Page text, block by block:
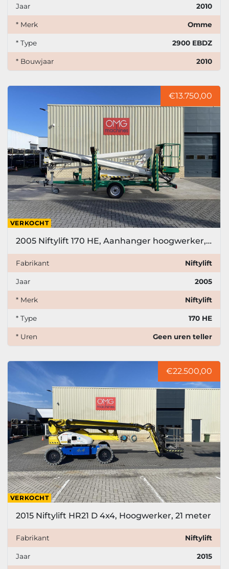
Jaar 2010
* Merk Omme
* Type 2900 EBDZ
* Bouwjaar 2010
€13.750,00
VERKOCHT
2005 Niftylift 170 HE, Aanhanger hoogwerker, 17 meter
Fabrikant Niftylift
Jaar 2005
* Merk Niftylift
* Type 170 HE
* Uren Geen uren teller
€22.500,00
VERKOCHT
2015 Niftylift HR21 D 4x4, Hoogwerker, 21 meter
Fabrikant Niftylift
Jaar 2015